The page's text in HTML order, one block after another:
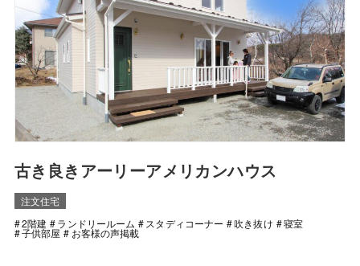
古き良きアーリーアメリカンハウス
注文住宅
2階建
ランドリールーム スタディコーナー 吹き抜け 寝室
子供部屋 お客様の声掲載